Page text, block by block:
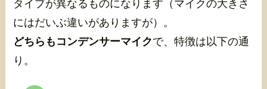
タイプが異なるものになります（マイクの大きさ
にはだいぶ違いがありますが）。
どちらもコンデンサーマイクで、特徴は以下の通
り。